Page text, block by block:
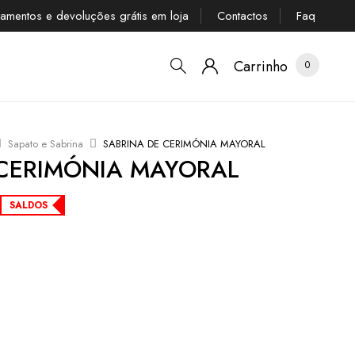
e devoluções grátis em loja Contactos Faq
Carrinho 0
Sapato e Sabrina SABRINA DE CERIMÓNIA MAYORAL
MAYORAL
SALDOS